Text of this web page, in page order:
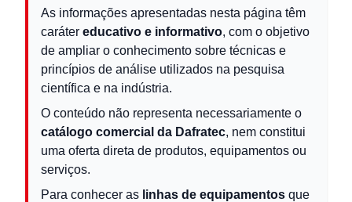
As informações apresentadas nesta página têm
caráter educativo e informativo, com o objetivo
de ampliar o conhecimento sobre técnicas e
princípios de análise utilizados na pesquisa
científica e na indústria.
O conteúdo não representa necessariamente o
catálogo comercial da Dafratec, nem constitui
uma oferta direta de produtos, equipamentos ou
serviços.
Para conhecer as linhas de equipamentos que